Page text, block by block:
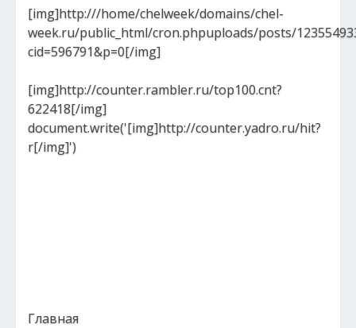
[img]http:///home/chelweek/domains/chel-
week.ru/public_html/cron.phpuploads/posts/
cid=596791&p=0[/img]
[img]http://counter.rambler.ru/top100.cnt?
622418[/img]
document.write('[img]http://counter.yadro.ru/hit?
r[/img]')
Главная